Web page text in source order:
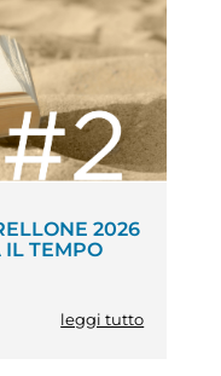
2026
IL TEMPO
leggi tutto